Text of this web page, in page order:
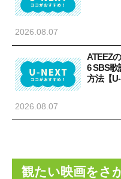
2026.08.07
ATEEZ
6 SBS歌
方法【
2026.08.07
観たい映画をさ